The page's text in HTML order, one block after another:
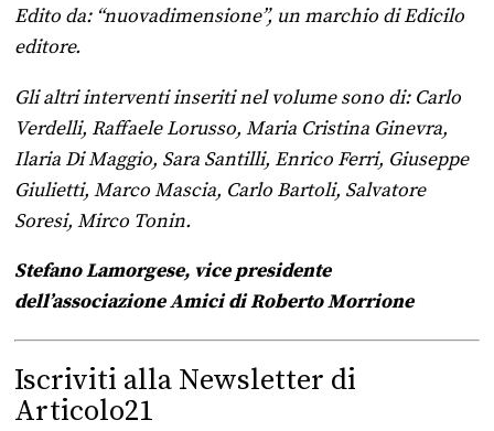
Edito da: “nuovadimensione”, un marchio di Edicilo
editore.
Gli altri interventi inseriti nel volume sono di: Carlo
Verdelli, Raffaele Lorusso, Maria Cristina Ginevra,
Ilaria Di Maggio, Sara Santilli, Enrico Ferri, Giuseppe
Giulietti, Marco Mascia, Carlo Bartoli, Salvatore
Soresi, Mirco Tonin.
Stefano Lamorgese, vice presidente
dell’associazione Amici di Roberto Morrione
Iscriviti alla Newsletter di
Articolo21